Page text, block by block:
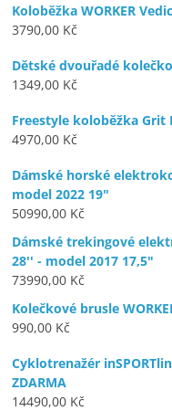
Koloběžka WORKER
3790,00 Kč
Dětské dvouřadé
1349,00 Kč
Freestyle koloběžka Grit
4970,00 Kč
Dámské horské
model 2022 19"
50990,00 Kč
Dámské trekingové
28'' - model 2017 17,5"
73990,00 Kč
Kolečkové brusle
990,00 Kč
Cyklotrenažér
ZDARMA
14490,00 Kč